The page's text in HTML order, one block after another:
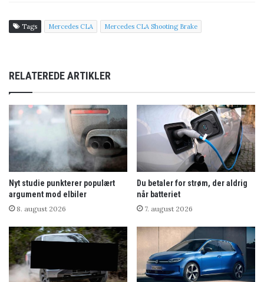
Tags Mercedes CLA Mercedes CLA Shooting Brake
RELATEREDE ARTIKLER
Nyt studie punkterer populært
argument mod elbiler
8. august 2026
Du betaler for strøm, der aldrig
når batteriet
7. august 2026